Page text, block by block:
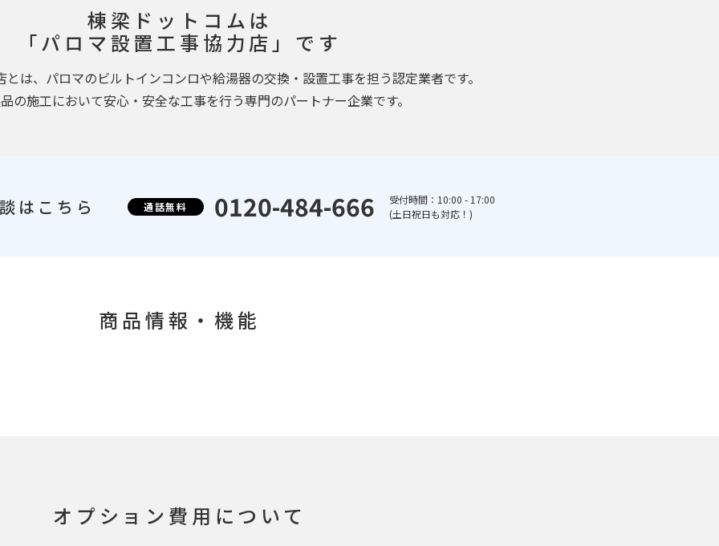
棟梁ドットコムは
「パロマ設置工事協力店」です
は、パロマのビルトインコンロや給湯器の交換・設置工事を担う認定業者です。
の施工において安心・安全な工事を行う専門のパートナー企業です。
はこちら 通話無料 0120-484-666
受付時間：10:00 - 17:00
(土日祝日も対応！)
商品情報・機能
オプション費用について